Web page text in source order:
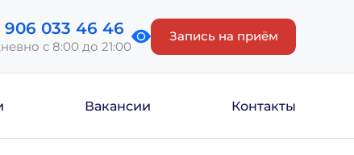
906 033 46 46
с 8:00 до 21:00
Запись на приём
Вакансии Контакты